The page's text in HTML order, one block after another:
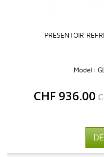
PRÉSENTOIR
Model:
CHF 936.00